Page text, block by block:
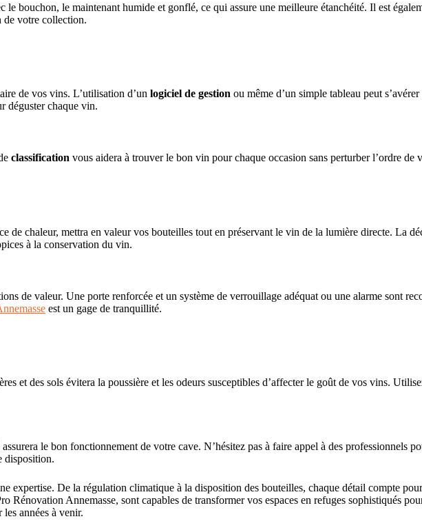
bouchon, le maintenant humide et gonflé, ce qui assure une meilleure étanchéité. Il est
de votre collection.
de vos vins. L’utilisation d’un logiciel de gestion ou même d’un simple tableau peut
déguster chaque vin.
classification vous aidera à trouver le bon vin pour chaque occasion sans perturber l’ordre de
de chaleur, mettra en valeur vos bouteilles tout en préservant le vin de la lumière directe. La
à la conservation du vin.
de valeur. Une porte renforcée et un système de verrouillage adéquat ou une alarme sont
est un gage de tranquillité.
et des sols évitera la poussière et les odeurs susceptibles d’affecter le goût de vos vins.
le bon fonctionnement de votre cave. N’hésitez pas à faire appel à des professionnels
disposition.
expertise. De la régulation climatique à la disposition des bouteilles, chaque détail compte
Rénovation Annemasse, sont capables de transformer vos espaces en refuges sophistiqués
années à venir.